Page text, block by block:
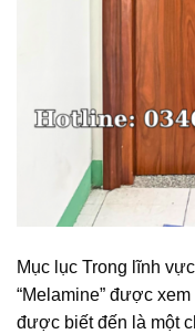
Mục lục Trong lĩnh
“Melamine” được
được biết đến là một